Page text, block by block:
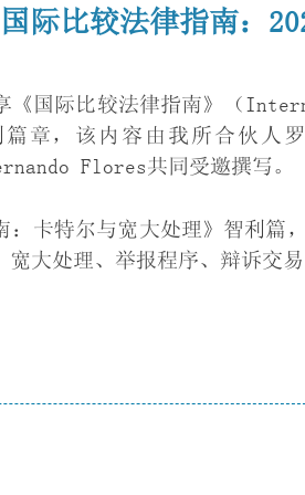
际比较法律指南：
《国际比较法律指南》（
篇章，该内容由我所合伙
Flores共同受邀撰写。
：卡特尔与宽大处理》智利
宽大处理、举报程序、辩诉交